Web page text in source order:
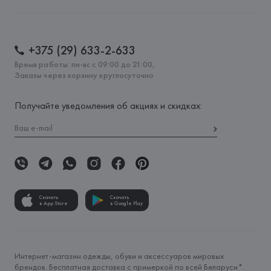
+375 (29) 633-2-633
Время работы: пн-вс с 09:00 до 21:00,
Заказы через корзину круглосуточно
Получайте уведомления об акциях и скидках:
Скачать
в App Store
Скачать
в Google Play
Интернет-магазин одежды, обуви и аксессуаров мировых
брендов. Бесплатная доставка с примеркой по всей Беларуси*.